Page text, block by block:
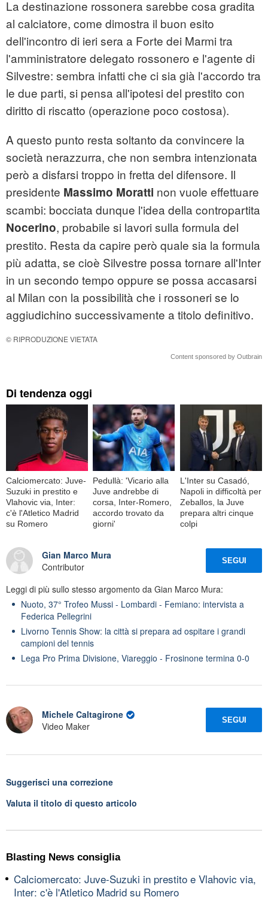
La destinazione rossonera sarebbe cosa gradita
al calciatore, come dimostra il buon esito
dell'incontro di ieri sera a Forte dei Marmi tra
l'amministratore delegato rossonero e l'agente di
Silvestre: sembra infatti che ci sia già l'accordo tra
le due parti, si pensa all'ipotesi del prestito con
diritto di riscatto (operazione poco costosa).
A questo punto resta soltanto da convincere la
società nerazzurra, che non sembra intenzionata
però a disfarsi troppo in fretta del difensore. Il
presidente Massimo Moratti non vuole effettuare
scambi: bocciata dunque l'idea della contropartita
Nocerino, probabile si lavori sulla formula del
prestito. Resta da capire però quale sia la formula
più adatta, se cioè Silvestre possa tornare all'Inter
in un secondo tempo oppure se possa accasarsi
al Milan con la possibilità che i rossoneri se lo
aggiudichino successivamente a titolo definitivo.
© RIPRODUZIONE VIETATA
Content sponsored by Outbrain
Di tendenza oggi
Calciomercato: Juve-
Suzuki in prestito e
Vlahovic via, Inter:
c'è l'Atletico Madrid
su Romero
Pedullà: 'Vicario alla
Juve andrebbe di
corsa, Inter-Romero,
accordo trovato da
giorni'
L'Inter su Casadó,
Napoli in difficoltà per
Zeballos, la Juve
prepara altri cinque
colpi
Gian Marco Mura
Contributor
SEGUI
Leggi di più sullo stesso argomento da Gian Marco Mura:
Nuoto, 37° Trofeo Mussi - Lombardi - Femiano: intervista a
Federica Pellegrini
Livorno Tennis Show: la città si prepara ad ospitare i grandi
campioni del tennis
Lega Pro Prima Divisione, Viareggio - Frosinone termina 0-0
Michele Caltagirone
Video Maker
SEGUI
Suggerisci una correzione
Valuta il titolo di questo articolo
Blasting News consiglia
Calciomercato: Juve-Suzuki in prestito e Vlahovic via,
Inter: c'è l'Atletico Madrid su Romero